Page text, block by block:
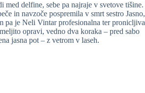
med delfine, sebe pa najraje v svetove tišine.
in navzoče pospremila v smrt sestro Jasno,
pa je Neli Vintar profesionalna ter pronicljiva
opravi, vedno dva koraka – pred sabo
jasna pot – z vetrom v laseh.